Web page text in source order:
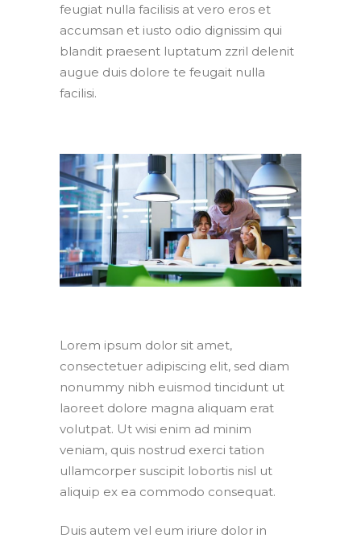
feugiat nulla facilisis at vero eros et
accumsan et iusto odio dignissim qui
blandit praesent luptatum zzril delenit
augue duis dolore te feugait nulla
facilisi.
Lorem ipsum dolor sit amet,
consectetuer adipiscing elit, sed diam
nonummy nibh euismod tincidunt ut
laoreet dolore magna aliquam erat
volutpat. Ut wisi enim ad minim
veniam, quis nostrud exerci tation
ullamcorper suscipit lobortis nisl ut
aliquip ex ea commodo consequat.
Duis autem vel eum iriure dolor in